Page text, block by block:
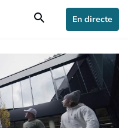
search En directe